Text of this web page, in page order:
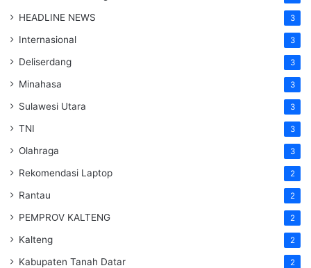
HEADLINE NEWS 3
Internasional 3
Deliserdang 3
Minahasa 3
Sulawesi Utara 3
TNI 3
Olahraga 3
Rekomendasi Laptop 2
Rantau 2
PEMPROV KALTENG 2
Kalteng 2
Kabupaten Tanah Datar 2